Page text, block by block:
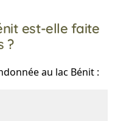
est-elle faite
?
au lac Bénit :